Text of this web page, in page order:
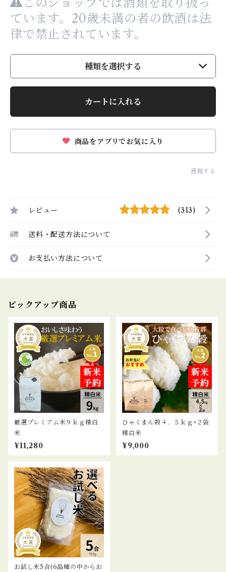
ています。20歳未満の者の飲酒は法
律で禁止されています。
種類を選択する
カートに入れる
商品をアプリでお気に入り
通報する
レビュー (313)
送料・配送方法について
お支払い方法について
ピックアップ商品
厳選プレミアム米９ｋｇ精白
米
¥11,280
ひゃくまん穀４．５ｋｇ×２袋
精白米
¥9,000
お試し米5合(6品種の中からお